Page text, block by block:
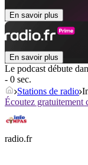
En savoir plus
En savoir plus
Le podcast débute
- 0 sec.
Stations de radio
Écoutez gratuitement
radio.fr